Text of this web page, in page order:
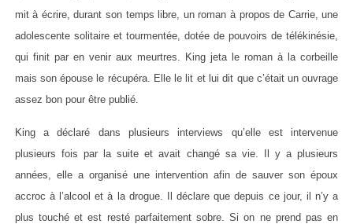
mit à écrire, durant son temps libre, un roman à propos de Carrie, une
adolescente solitaire et tourmentée, dotée de pouvoirs de télékinésie,
qui finit par en venir aux meurtres. King jeta le roman à la corbeille
mais son épouse le récupéra. Elle le lit et lui dit que c’était un ouvrage
assez bon pour être publié.
King a déclaré dans plusieurs interviews qu’elle est intervenue
plusieurs fois par la suite et avait changé sa vie. Il y a plusieurs
années, elle a organisé une intervention afin de sauver son époux
accroc à l’alcool et à la drogue. Il déclare que depuis ce jour, il n’y a
plus touché et est resté parfaitement sobre. Si on ne prend pas en